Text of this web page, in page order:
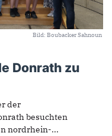
Bild: Boubacker Sahnoun
Donrath zu
der
besuchten
nordrhein-...